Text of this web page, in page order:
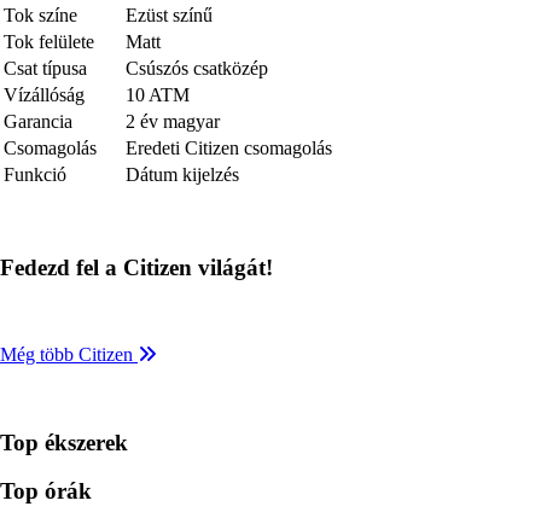
Tok színe
Ezüst színű
Tok felülete
Matt
Csat típusa
Csúszós csatközép
Vízállóság
10 ATM
Garancia
2 év magyar
Csomagolás
Eredeti Citizen csomagolás
Funkció
Dátum kijelzés
Fedezd fel a Citizen világát!
Még több Citizen
Top ékszerek
Top órák